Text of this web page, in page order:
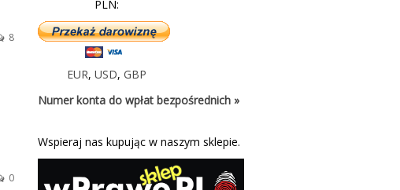
8
0
PLN:
EUR,USD,GBP
Numer konta do wpłat bezpośrednich »
Wspieraj nas kupując w naszym sklepie.